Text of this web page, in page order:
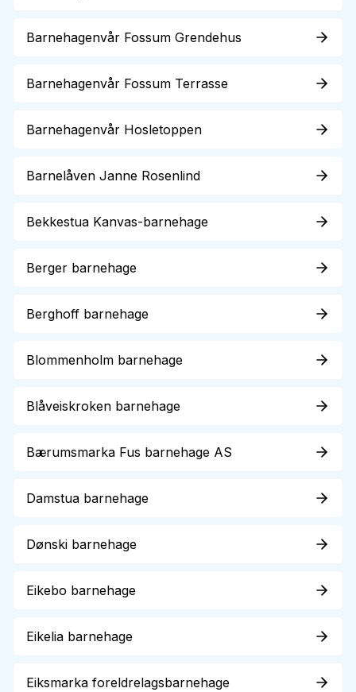
Barnehagenvår Fossum Grendehus
Barnehagenvår Fossum Terrasse
Barnehagenvår Hosletoppen
Barnelåven Janne Rosenlind
Bekkestua Kanvas-barnehage
Berger barnehage
Berghoff barnehage
Blommenholm barnehage
Blåveiskroken barnehage
Bærumsmarka Fus barnehage AS
Damstua barnehage
Dønski barnehage
Eikebo barnehage
Eikelia barnehage
Eiksmarka foreldrelagsbarnehage